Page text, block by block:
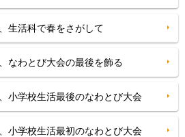
生活科で春をさがして
なわとび大会の最後を飾る
小学校生活最後のなわとび大会
小学校生活最初のなわとび大会